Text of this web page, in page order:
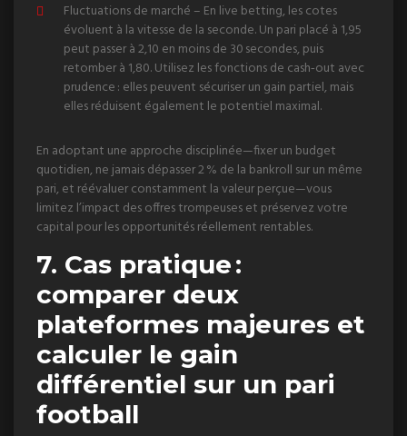
Fluctuations de marché – En live betting, les cotes
évoluent à la vitesse de la seconde. Un pari placé à 1,95
peut passer à 2,10 en moins de 30 secondes, puis
retomber à 1,80. Utilisez les fonctions de cash‑out avec
prudence : elles peuvent sécuriser un gain partiel, mais
elles réduisent également le potentiel maximal.
En adoptant une approche disciplinée—fixer un budget
quotidien, ne jamais dépasser 2 % de la bankroll sur un même
pari, et réévaluer constamment la valeur perçue—vous
limitez l’impact des offres trompeuses et préservez votre
capital pour les opportunités réellement rentables.
7. Cas pratique :
comparer deux
plateformes majeures et
calculer le gain
différentiel sur un pari
football